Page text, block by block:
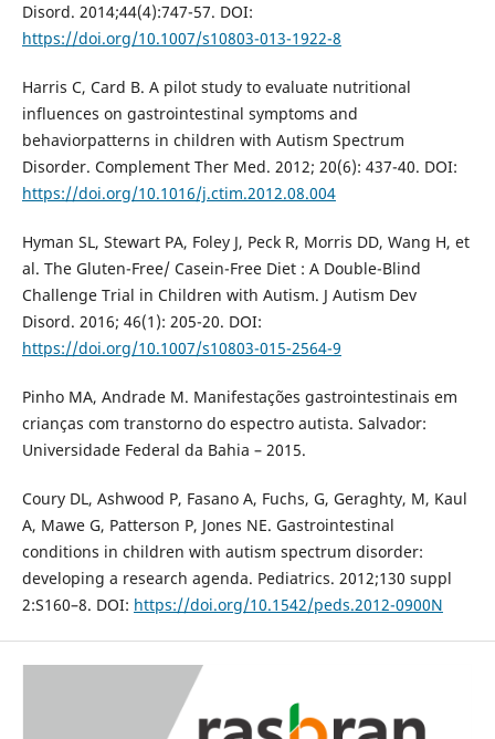
Disord. 2014;44(4):747-57. DOI:
https://doi.org/10.1007/s10803-013-1922-8
Harris C, Card B. A pilot study to evaluate nutritional
influences on gastrointestinal symptoms and
behaviorpatterns in children with Autism Spectrum
Disorder. Complement Ther Med. 2012; 20(6): 437-40. DOI:
https://doi.org/10.1016/j.ctim.2012.08.004
Hyman SL, Stewart PA, Foley J, Peck R, Morris DD, Wang H, et
al. The Gluten-Free/ Casein-Free Diet : A Double-Blind
Challenge Trial in Children with Autism. J Autism Dev
Disord. 2016; 46(1): 205-20. DOI:
https://doi.org/10.1007/s10803-015-2564-9
Pinho MA, Andrade M. Manifestações gastrointestinais em
crianças com transtorno do espectro autista. Salvador:
Universidade Federal da Bahia – 2015.
Coury DL, Ashwood P, Fasano A, Fuchs, G, Geraghty, M, Kaul
A, Mawe G, Patterson P, Jones NE. Gastrointestinal
conditions in children with autism spectrum disorder:
developing a research agenda. Pediatrics. 2012;130 suppl
2:S160–8. DOI: https://doi.org/10.1542/peds.2012-0900N